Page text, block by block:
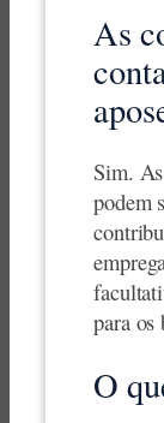
As
Sim.
podem
para
O